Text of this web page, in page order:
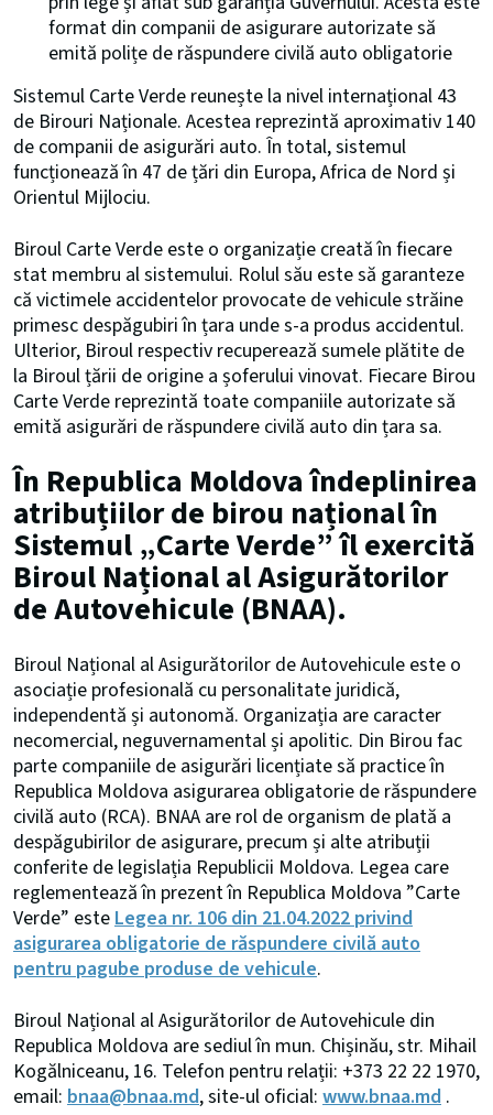
format din companii de asigurare autorizate să
emită polițe de răspundere civilă auto obligatorie
Sistemul Carte Verde reunește la nivel internațional 43
de Birouri Naționale. Acestea reprezintă aproximativ 140
de companii de asigurări auto. În total, sistemul
funcționează în 47 de țări din Europa, Africa de Nord și
Orientul Mijlociu.
Biroul Carte Verde este o organizație creată în fiecare
stat membru al sistemului. Rolul său este să garanteze
că victimele accidentelor provocate de vehicule străine
primesc despăgubiri în țara unde s-a produs accidentul.
Ulterior, Biroul respectiv recuperează sumele plătite de
la Biroul țării de origine a șoferului vinovat. Fiecare Birou
Carte Verde reprezintă toate companiile autorizate să
emită asigurări de răspundere civilă auto din țara sa.
În Republica Moldova îndeplinirea
atribuțiilor de birou național în
Sistemul „Carte Verde” îl exercită
Biroul Național al Asigurătorilor
de Autovehicule (BNAA).
Biroul Național al Asigurătorilor de Autovehicule este o
asociație profesională cu personalitate juridică,
independentă și autonomă. Organizația are caracter
necomercial, neguvernamental și apolitic. Din Birou fac
parte companiile de asigurări licențiate să practice în
Republica Moldova asigurarea obligatorie de răspundere
civilă auto (RCA). BNAA are rol de organism de plată a
despăgubirilor de asigurare, precum și alte atribuții
conferite de legislația Republicii Moldova. Legea care
reglementează în prezent în Republica Moldova ”Carte
Verde” esteLegea nr. 106 din 21.04.2022 privind
asigurarea obligatorie de răspundere civilă auto
pentru pagube produse de vehicule.
Biroul Național al Asigurătorilor de Autovehicule din
Republica Moldova are sediul în mun. Chișinău, str. Mihail
Kogălniceanu, 16. Telefon pentru relații: +373 22 22 1970,
email: bnaa@bnaa.md, site-ul oficial: www.bnaa.md .